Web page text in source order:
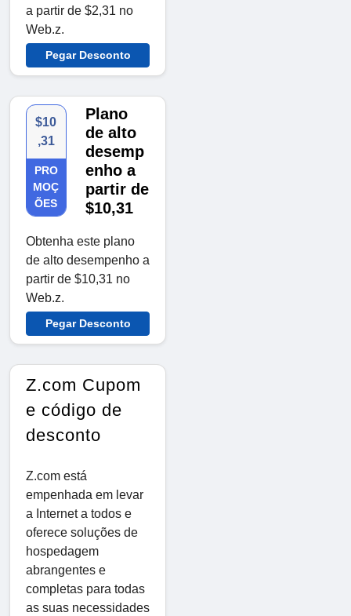
a partir de $2,31 no
Web.z.
Pegar Desconto
$10
,31
PRO
MOÇ
ÕES
Plano
de alto
desemp
enho a
partir de
$10,31
Obtenha este plano
de alto desempenho a
partir de $10,31 no
Web.z.
Pegar Desconto
Z.com Cupom
e código de
desconto
Z.com está
empenhada em levar
a Internet a todos e
oferece soluções de
hospedagem
abrangentes e
completas para todas
as suas necessidades